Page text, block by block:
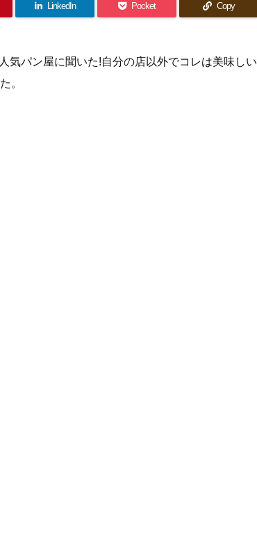
LinkedIn Pocket Copy
気パン屋に聞いた!自分の店以外でコレは美味しい
。